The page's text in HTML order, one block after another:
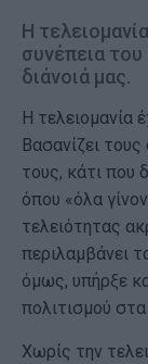
Η
συνέπεια
διάνοιά μας.
Η τελειομανία
Βασανίζει
τους, κάτι που
όπου «όλα
τελειότητας
περιλαμβάνει
όμως, υπήρξε
πολιτισμού
Χωρίς την